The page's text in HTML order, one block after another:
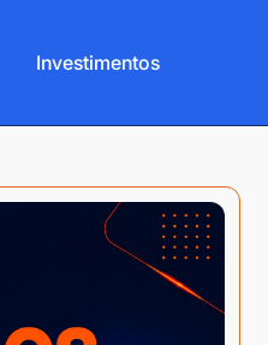
Investimentos